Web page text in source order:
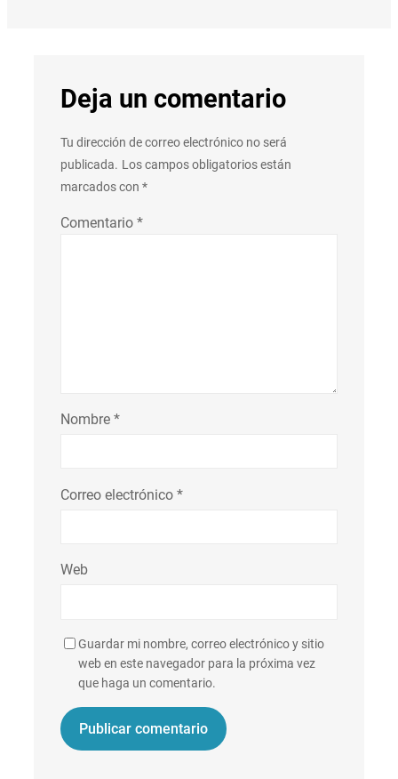
Deja un comentario
Tu dirección de correo electrónico no será
publicada. Los campos obligatorios están
marcados con *
Comentario *
Nombre *
Correo electrónico *
Web
Guardar mi nombre, correo electrónico y sitio
web en este navegador para la próxima vez
que haga un comentario.